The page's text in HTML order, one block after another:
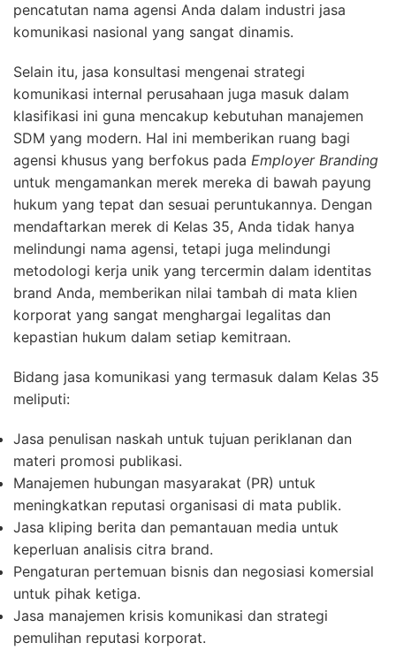
pencatutan nama agensi Anda dalam industri jasa
komunikasi nasional yang sangat dinamis.
Selain itu, jasa konsultasi mengenai strategi
komunikasi internal perusahaan juga masuk dalam
klasifikasi ini guna mencakup kebutuhan manajemen
SDM yang modern. Hal ini memberikan ruang bagi
agensi khusus yang berfokus pada Employer Branding
untuk mengamankan merek mereka di bawah payung
hukum yang tepat dan sesuai peruntukannya. Dengan
mendaftarkan merek di Kelas 35, Anda tidak hanya
melindungi nama agensi, tetapi juga melindungi
metodologi kerja unik yang tercermin dalam identitas
brand Anda, memberikan nilai tambah di mata klien
korporat yang sangat menghargai legalitas dan
kepastian hukum dalam setiap kemitraan.
Bidang jasa komunikasi yang termasuk dalam Kelas 35
meliputi:
Jasa penulisan naskah untuk tujuan periklanan dan
materi promosi publikasi.
Manajemen hubungan masyarakat (PR) untuk
meningkatkan reputasi organisasi di mata publik.
Jasa kliping berita dan pemantauan media untuk
keperluan analisis citra brand.
Pengaturan pertemuan bisnis dan negosiasi komersial
untuk pihak ketiga.
Jasa manajemen krisis komunikasi dan strategi
pemulihan reputasi korporat.